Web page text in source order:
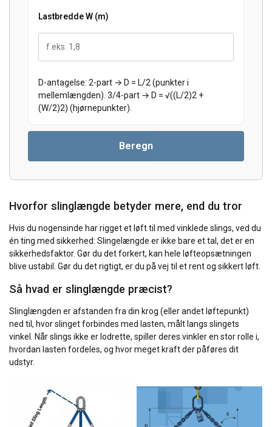
Lastbredde W (m)
D-antagelse: 2-part → D = L/2 (punkter i
mellemlængden). 3/4-part → D = √((L/2)2 +
(W/2)2) (hjørnepunkter).
Beregn
Hvorfor slinglængde betyder mere, end du tror
Hvis du nogensinde har rigget et løft til med vinklede slings, ved du
én ting med sikkerhed: Slingelængde er ikke bare et tal, det er en
sikkerhedsfaktor. Gør du det forkert, kan hele løfteopsætningen
blive ustabil. Gør du det rigtigt, er du på vej til et rent og sikkert løft.
Så hvad er slinglængde præcist?
Slinglængden er afstanden fra din krog (eller andet løftepunkt)
ned til, hvor slinget forbindes med lasten, målt langs slingets
vinkel. Når slings ikke er lodrette, spiller deres vinkler en stor rolle i,
hvordan lasten fordeles, og hvor meget kraft der påføres dit
udstyr.